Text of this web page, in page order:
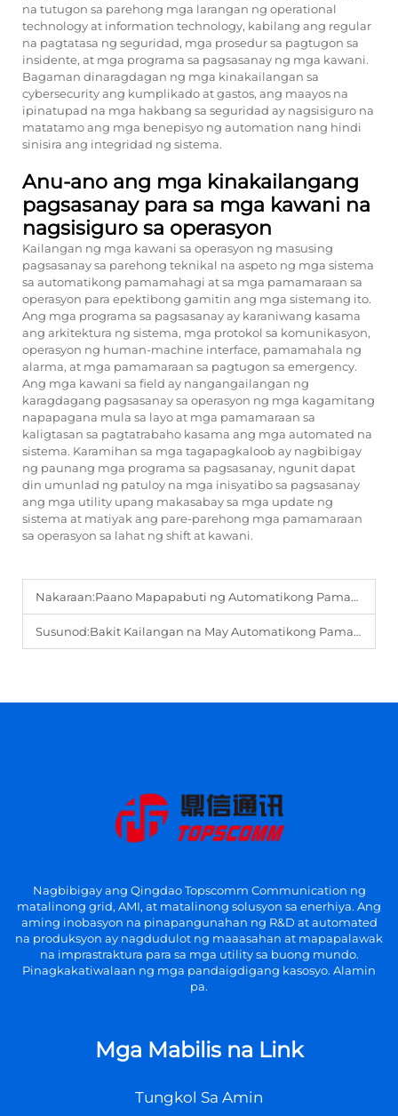
na tutugon sa parehong mga larangan ng operational
technology at information technology, kabilang ang regular
na pagtatasa ng seguridad, mga prosedur sa pagtugon sa
insidente, at mga programa sa pagsasanay ng mga kawani.
Bagaman dinaragdagan ng mga kinakailangan sa
cybersecurity ang kumplikado at gastos, ang maayos na
ipinatupad na mga hakbang sa seguridad ay nagsisiguro na
matatamo ang mga benepisyo ng automation nang hindi
sinisira ang integridad ng sistema.
Anu-ano ang mga kinakailangang
pagsasanay para sa mga kawani na
nagsisiguro sa operasyon
Kailangan ng mga kawani sa operasyon ng masusing
pagsasanay sa parehong teknikal na aspeto ng mga sistema
sa automatikong pamamahagi at sa mga pamamaraan sa
operasyon para epektibong gamitin ang mga sistemang ito.
Ang mga programa sa pagsasanay ay karaniwang kasama
ang arkitektura ng sistema, mga protokol sa komunikasyon,
operasyon ng human-machine interface, pamamahala ng
alarma, at mga pamamaraan sa pagtugon sa emergency.
Ang mga kawani sa field ay nangangailangan ng
karagdagang pagsasanay sa operasyon ng mga kagamitang
napapagana mula sa layo at mga pamamaraan sa
kaligtasan sa pagtatrabaho kasama ang mga automated na
sistema. Karamihan sa mga tagapagkaloob ay nagbibigay
ng paunang mga programa sa pagsasanay, ngunit dapat
din umunlad ng patuloy na mga inisyatibo sa pagsasanay
ang mga utility upang makasabay sa mga update ng
sistema at matiyak ang pare-parehong mga pamamaraan
sa operasyon sa lahat ng shift at kawani.
Nakaraan:Paano Mapapabuti ng Automatikong Pamamahagi ang Katiyakan ng Grid para sa mga Negosyo?
Susunod:Bakit Kailangan na May Automatikong Pamamahagi para sa Modernong Mga Grid ng Kuryente?
Nagbibigay ang Qingdao Topscomm Communication ng
matalinong grid, AMI, at matalinong solusyon sa enerhiya. Ang
aming inobasyon na pinapangunahan ng R&D at automated
na produksyon ay nagdudulot ng maaasahan at mapapalawak
na imprastraktura para sa mga utility sa buong mundo.
Pinagkakatiwalaan ng mga pandaigdigang kasosyo. Alamin
pa.
Mga Mabilis na Link
Tungkol Sa Amin